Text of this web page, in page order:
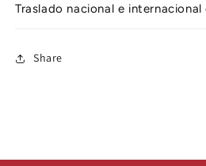
Traslado nacional e
Share